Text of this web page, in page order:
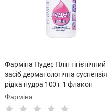
Фарміна Пудер Плін гігієнічний
засіб дерматологічна суспензія
рідка пудра 100 г 1 флакон
Фарміна